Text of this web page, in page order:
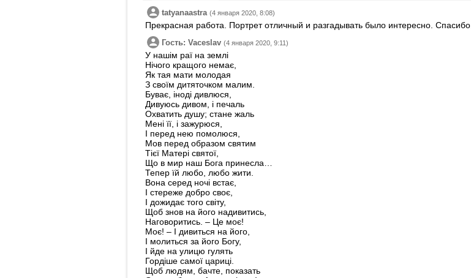
tatyanaastra (4 января 2020, 8:08)
Прекрасная работа. Портрет отличный и разгадывать было интересно. Спасибо.
Гость: Vaceslav (4 января 2020, 9:11)
У нашім раї на землі
Нічого кращого немає,
Як тая мати молодая
З своїм дитяточком малим.
Буває, іноді дивлюся,
Дивуюсь дивом, і печаль
Охватить душу; стане жаль
Мені її, і зажурюся,
І перед нею помолюся,
Мов перед образом святим
Тієї Матері святої,
Що в мир наш Бога принесла…
Тепер їй любо, любо жити.
Вона серед ночі встає,
І стереже добро своє,
І дожидає того світу,
Щоб знов на його надивитись,
Наговоритись. – Це моє!
Моє! – І дивиться на його,
І молиться за його Богу,
І йде на улицю гулять
Гордіше самої цариці.
Щоб людям, бачте, показать